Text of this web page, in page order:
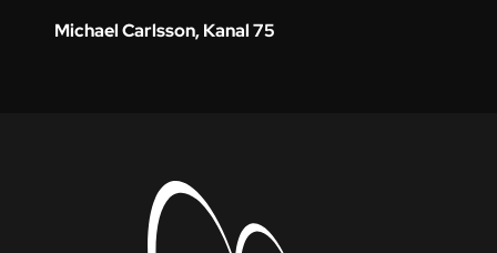
Michael Carlsson, Kanal 75